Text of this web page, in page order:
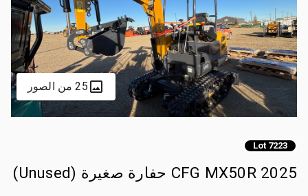
25 من الصور
Lot 7223
2025 CFG MX50R حفارة صغيرة (Unused)